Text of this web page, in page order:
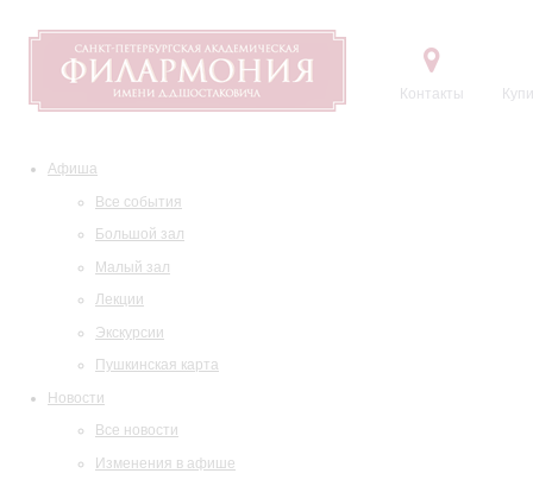
Контакты
Афиша
Все события
Большой зал
Малый зал
Лекции
Экскурсии
Пушкинская карта
Новости
Все новости
Изменения в афише